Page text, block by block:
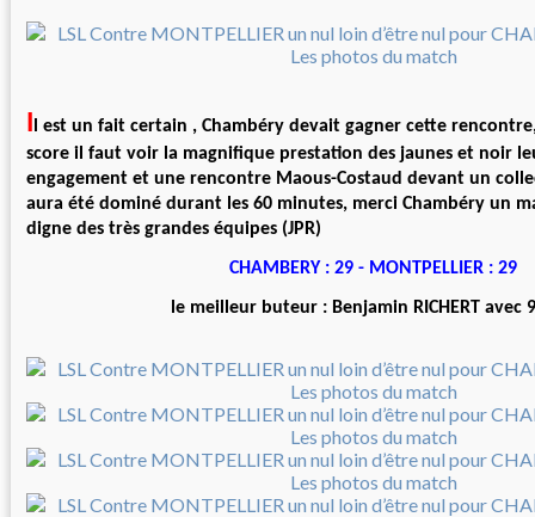
I l est un fait certain , Chambéry devait gagner cette
score il faut voir la magnifique prestation des jaunes et noir
engagement et une rencontre Maous-Costaud devant un
aura été dominé durant les 60 minutes, merci Chambéry un
digne des très grandes équipes (JPR)
CHAMBERY : 29 - MONTPELLIER : 29
le meilleur buteur : Benjamin RICHERT avec